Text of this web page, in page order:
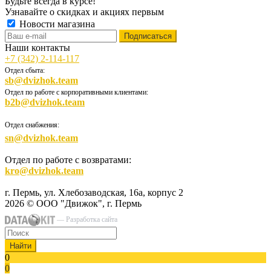
Узнавайте о скидках и акциях первым
Новости магазина
Наши контакты
+7 (342) 2-114-117
Отдел сбыта:
sb@dvizhok.team
Отдел по работе с корпоративными клиентами:
b2b@dvizhok.team
Отдел снабжения:
sn@dvizhok.team
Отдел по работе с возвратами:
kro@dvizhok.team
г. Пермь, ул. Хлебозаводская, 16а, корпус 2
2026 © ООО "Движок", г. Пермь
— Разработка сайта
Найти
0
0